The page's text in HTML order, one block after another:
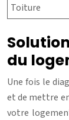
Toiture
du
Une fois le
et de mettre
votre